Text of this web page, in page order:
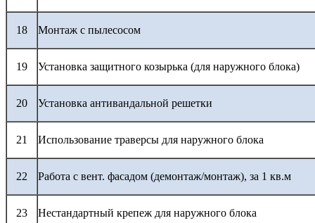
18 Монтаж с пылесосом
19 Установка защитного козырька (для наружного блока)
20 Установка антивандальной решетки
21 Использование траверсы для наружного блока
22 Работа с вент. фасадом (демонтаж/монтаж), за 1 кв.м
23 Нестандартный крепеж для наружного блока